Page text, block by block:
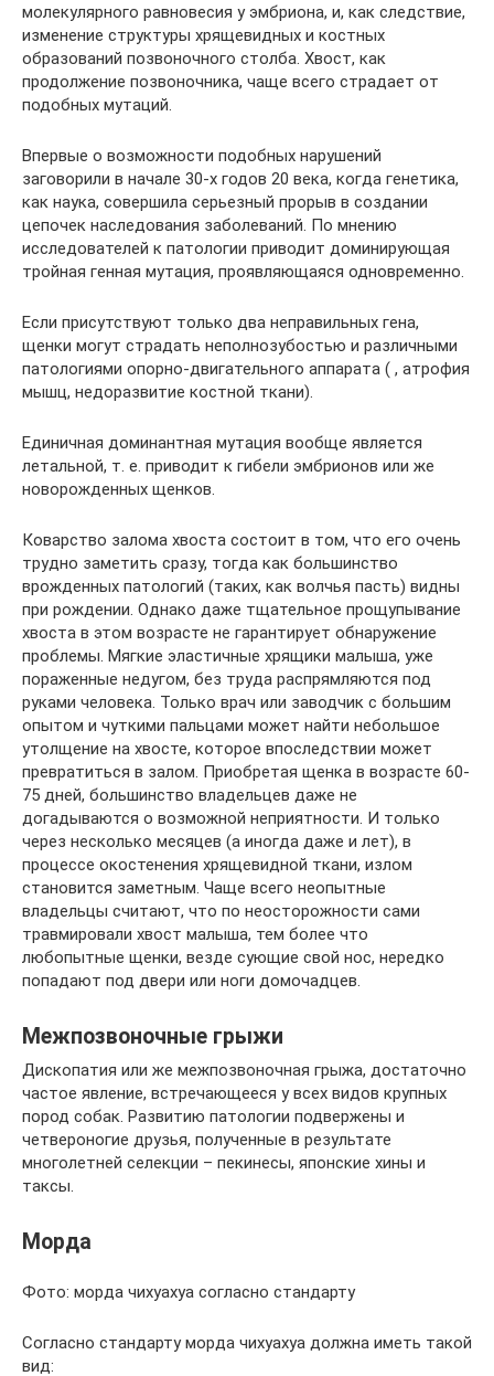
молекулярного равновесия у эмбриона, и, как следствие,
изменение структуры хрящевидных и костных
образований позвоночного столба. Хвост, как
продолжение позвоночника, чаще всего страдает от
подобных мутаций.
Впервые о возможности подобных нарушений
заговорили в начале 30-х годов 20 века, когда генетика,
как наука, совершила серьезный прорыв в создании
цепочек наследования заболеваний. По мнению
исследователей к патологии приводит доминирующая
тройная генная мутация, проявляющаяся одновременно.
Если присутствуют только два неправильных гена,
щенки могут страдать неполнозубостью и различными
патологиями опорно-двигательного аппарата ( , атрофия
мышц, недоразвитие костной ткани).
Единичная доминантная мутация вообще является
летальной, т. е. приводит к гибели эмбрионов или же
новорожденных щенков.
Коварство залома хвоста состоит в том, что его очень
трудно заметить сразу, тогда как большинство
врожденных патологий (таких, как волчья пасть) видны
при рождении. Однако даже тщательное прощупывание
хвоста в этом возрасте не гарантирует обнаружение
проблемы. Мягкие эластичные хрящики малыша, уже
пораженные недугом, без труда распрямляются под
руками человека. Только врач или заводчик с большим
опытом и чуткими пальцами может найти небольшое
утолщение на хвосте, которое впоследствии может
превратиться в залом. Приобретая щенка в возрасте 60-
75 дней, большинство владельцев даже не
догадываются о возможной неприятности. И только
через несколько месяцев (а иногда даже и лет), в
процессе окостенения хрящевидной ткани, излом
становится заметным. Чаще всего неопытные
владельцы считают, что по неосторожности сами
травмировали хвост малыша, тем более что
любопытные щенки, везде сующие свой нос, нередко
попадают под двери или ноги домочадцев.
Межпозвоночные грыжи
Дископатия или же межпозвоночная грыжа, достаточно
частое явление, встречающееся у всех видов крупных
пород собак. Развитию патологии подвержены и
четвероногие друзья, полученные в результате
многолетней селекции – пекинесы, японские хины и
таксы.
Морда
Фото: морда чихуахуа согласно стандарту
Согласно стандарту морда чихуахуа должна иметь такой
вид: